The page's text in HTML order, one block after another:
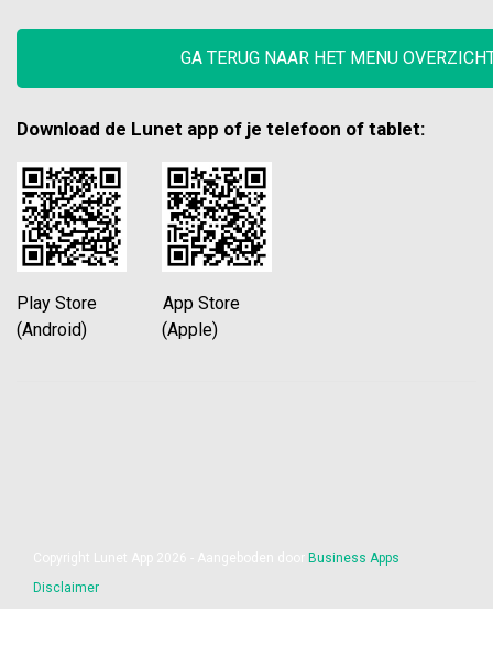
GA TERUG NAAR HET MENU
Download de Lunet app of je telefoon of tablet:
Play Store App Store
(Android) (Apple)
Business Apps
Disclaimer